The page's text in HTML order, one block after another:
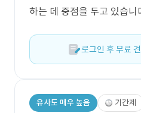
하는 데 중점을 두고 있습니
로그인 후 무료
유사도 매우 높음 기간제